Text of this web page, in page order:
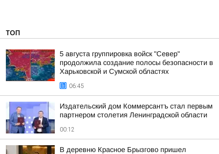
ТОП
5 августа группировка войск "Север"
продолжила создание полосы безопасности в
Харьковской и Сумской областях
06:45
Издательский дом Коммерсантъ стал первым
партнером столетия Ленинградской области
00:12
В деревню Красное Брызгово пришел